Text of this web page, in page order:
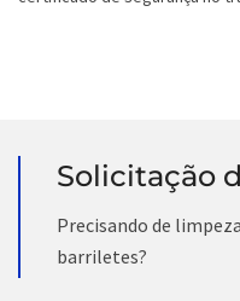
Solicitação
Precisando de
barriletes?